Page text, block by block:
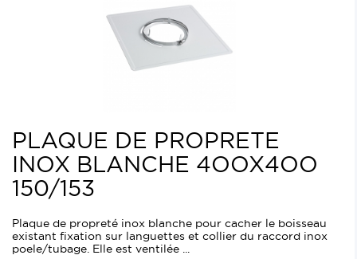
PLAQUE DE PROPRETE
INOX BLANCHE 4OOX4OO
150/153
Plaque de propreté inox blanche pour cacher le boisseau
existant fixation sur languettes et collier du raccord inox
poele/tubage. Elle est ventilée ...